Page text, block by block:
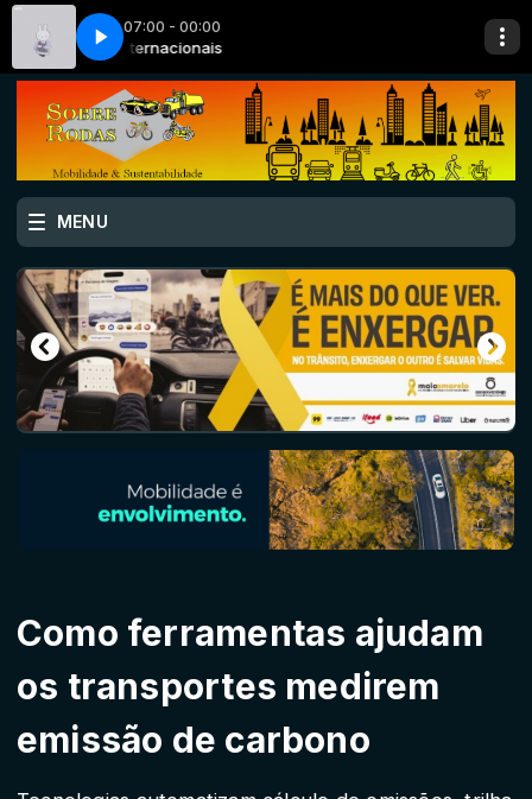
07:00 - 00:00
Internacionais
sakuracloud - miffy cafe [NCS Release]
MENU
Como ferramentas ajudam
os transportes medirem
emissão de carbono